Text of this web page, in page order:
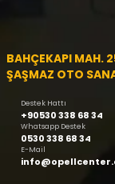
BAHÇEKAPI MAH.
ŞAŞMAZ OTO
Destek Hattı
+90530 338 68 34
Whatsapp Destek
0530 338 68 34
E-Mail